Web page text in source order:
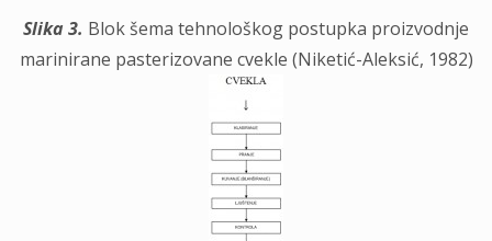
Slika 3. Blok šema tehnološkog postupka proizvodnje
marinirane pasterizovane cvekle (Niketić-Aleksić, 1982)